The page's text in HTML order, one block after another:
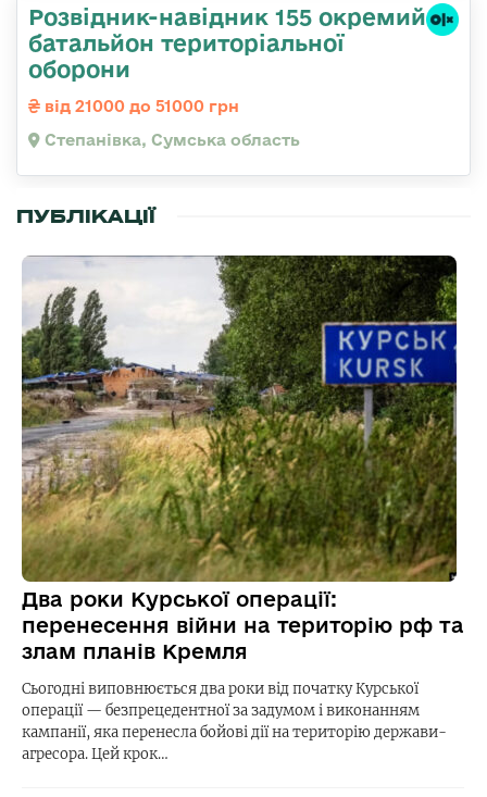
Розвідник-навідник 155 окремий
батальйон територіальної
оборони
від 21000 до 51000 грн
Степанівка, Сумська область
ПУБЛІКАЦІЇ
Два роки Курської операції:
перенесення війни на територію рф та
злам планів Кремля
Сьогодні виповнюється два роки від початку Курської
операції — безпрецедентної за задумом і виконанням
кампанії, яка перенесла бойові дії на територію держави-
агресора. Цей крок…